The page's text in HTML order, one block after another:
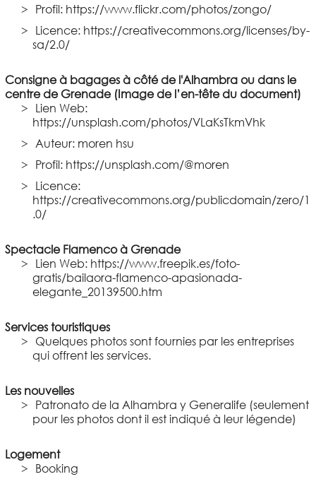
Profil: https://www.flickr.com/photos/zongo/
Licence: https://creativecommons.org/licenses/by-
sa/2.0/
Consigne à bagages à côté de l'Alhambra ou dans le
centre de Grenade (Image de l’en-tête du document)
Lien Web:
https://unsplash.com/photos/VLaKsTkmVhk
Auteur: moren hsu
Profil: https://unsplash.com/@moren
Licence:
https://creativecommons.org/publicdomain/zero/1
.0/
Spectacle Flamenco à Grenade
Lien Web: https://www.freepik.es/foto-
gratis/bailaora-flamenco-apasionada-
elegante_20139500.htm
Services touristiques
Quelques photos sont fournies par les entreprises
qui offrent les services.
Les nouvelles
Patronato de la Alhambra y Generalife (seulement
pour les photos dont il est indiqué à leur légende)
Logement
Booking